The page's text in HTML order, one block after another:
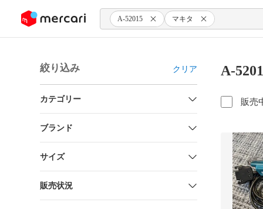
ツにスキップ A-52015 マキタ
絞り込み クリア
カテゴリー
ブランド
サイズ
販売状況
A-
販売